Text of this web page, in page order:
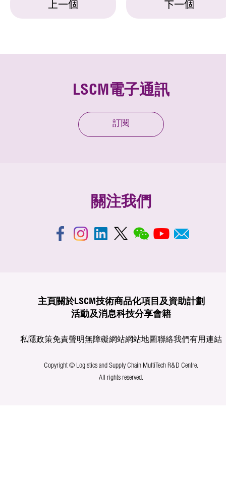
上一個 下一個
LSCM電子通訊
訂閱
關注我們
主頁 關於LSCM技術商品化項目及資助計劃
活動及消息科技分享會籍
私隱政策免責聲明無障礙網站網站地圖聯絡我們有用連結
Copyright © Logistics and Supply Chain MultiTech R&D Centre.
All rights reserved.